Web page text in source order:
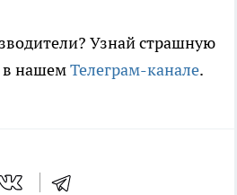
Узнай страшную
в нашемТелеграм-канале.